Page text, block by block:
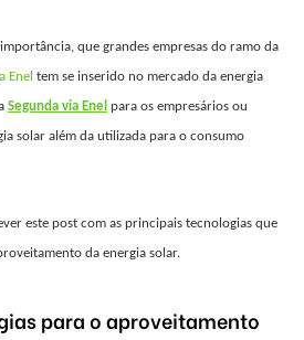
que grandes empresas do ramo da
Enel tem se inserido no mercado da energia
Segunda via Enel para os empresários ou
solar além da utilizada para o consumo
este post com as principais tecnologias que
da energia solar.
para o aproveitamento